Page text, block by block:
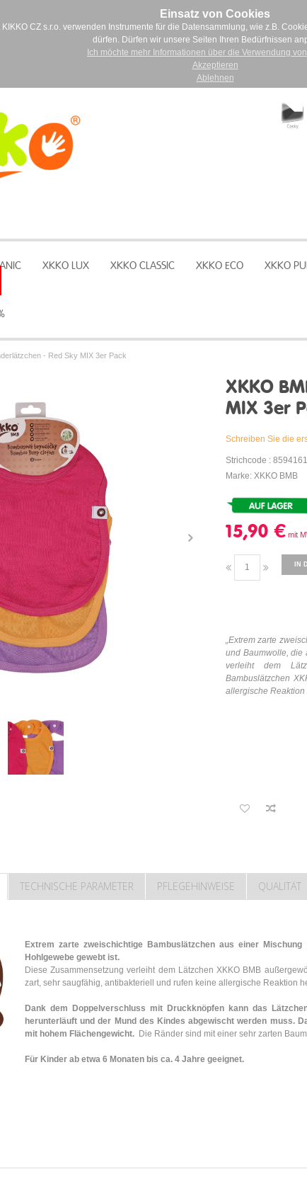
Einsatz von Cookies
CZ s.r.o. verwenden Instrumente für die Datensammlung, wie z.B.
dürfen. Dürfen wir unsere Seiten Ihren Bedürfnissen
Ich möchte mehr Informationen über die Verwendung
Akzeptieren
Ablehnen
XKKO LUX XKKO CLASSIC XKKO ECO XKKO
- Red Sky MIX 3er Pack
XKKO
MIX 3er
Schreiben Sie die
Strichcode :
Marke: XKKO BMB
15,90 €
IN
„Extrem zarte
und Baumwolle, die
verleiht dem
Bambuslätzchen
allergische Reaktion
TECHNISCHE PARAMETER PFLEGEHINWEISE QUALITÄT
Extrem zarte zweischichtige Bambuslätzchen aus einer
Hohlgewebe gewebt ist.
Diese Zusammensetzung verleiht dem Lätzchen XKKO BMB
zart, sehr saugfähig, antibakteriell und rufen keine allergische Reaktion
Dank dem Doppelverschluss mit Druckknöpfen kann das
herunterläuft und der Mund des Kindes abgewischt werden muss.
mit hohem Flächengewicht. Die Ränder sind mit einer sehr zarten
Für Kinder ab etwa 6 Monaten bis ca. 4 Jahre geeignet.